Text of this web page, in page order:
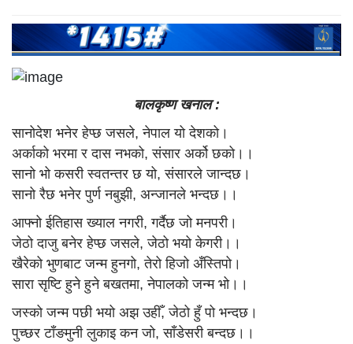
बालकृष्ण खनाल :
सानोदेश भनेर हेप्छ जसले, नेपाल यो देशको।
अर्काको भरमा र दास नभको, संसार अर्को छको।।
सानो भो कसरी स्वतन्तर छ यो, संसारले जान्दछ।
सानो रैछ भनेर पुर्ण नबुझी, अन्जानले भन्दछ।।
आफ्नो ईतिहास ख्याल नगरी, गर्दैछ जो मनपरी।
जेठो दाजु बनेर हेप्छ जसले, जेठो भयो केगरी।।
खैरेको भुणबाट जन्म हुनगो, तेरो हिजो अँस्तिपो।
सारा सृष्टि हुने हुने बखतमा, नेपालको जन्म भो।।
जस्को जन्म पछी भयो अझ उहीँ, जेठो हुँ पो भन्दछ।
पुच्छर टाँङमुनी लुकाइ कन जो, साँडेसरी बन्दछ।।